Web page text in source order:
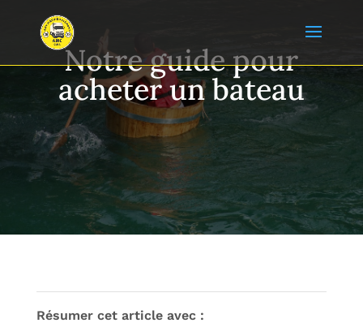
Notre guide pour
acheter un bateau
Résumer cet article avec :